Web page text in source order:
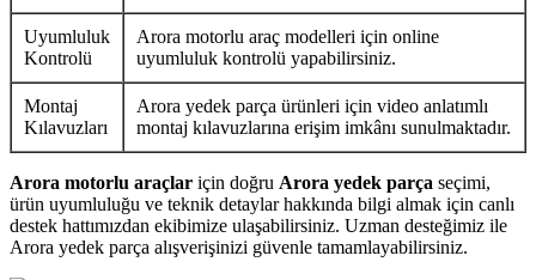
Uyumluluk
Kontrolü
Arora motorlu araç modelleri için online
uyumluluk kontrolü yapabilirsiniz.
Montaj
Kılavuzları
Arora yedek parça ürünleri için video anlatımlı
montaj kılavuzlarına erişim imkânı sunulmaktadır.
Arora motorlu araçlar için doğru Arora yedek parça seçimi,
ürün uyumluluğu ve teknik detaylar hakkında bilgi almak için canlı
destek hattımızdan ekibimize ulaşabilirsiniz. Uzman desteğimiz ile
Arora yedek parça alışverişinizi güvenle tamamlayabilirsiniz.